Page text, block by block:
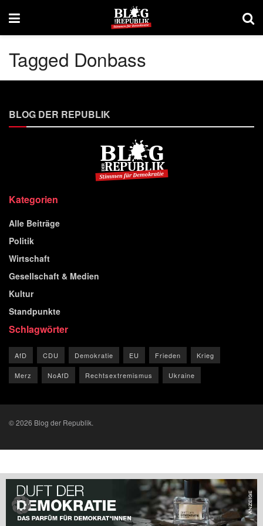
Tagged Donbass
BLOG DER REPUBLIK
Kategorien
Alle Beiträge
Politik
Wirtschaft
Gesellschaft & Medien
Kultur
Standpunkte
Schlagwörter
AfD CDU Demokratie EU Frieden Krieg
Merz NoAfD Rechtsextremismus Ukraine
© 2026 Blog der Republik.